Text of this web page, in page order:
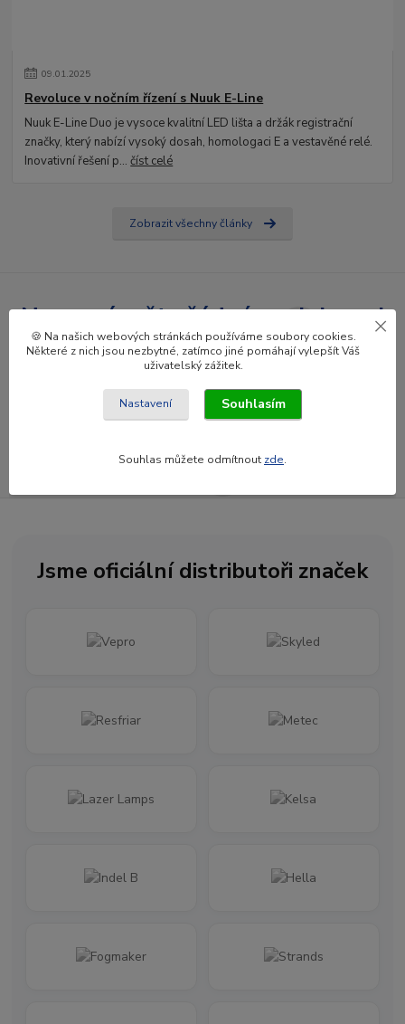
09.01.2025
Revoluce v nočním řízení s Nuuk E-Line
Nuuk E-Line Duo je vysoce kvalitní LED lišta a držák registrační
značky, který nabízí vysoký dosah, homologaci E a vestavěné relé.
Inovativní řešení p...číst celé
Zobrazit všechny články
Nepropásněte žádné novinky ani
slevy!
Přihlásit se
Newsletter posíláme maximálně jednou za měsíc
Jsme oficiální distributoři značek
🍪 Na našich webových stránkách používáme soubory cookies.
Některé z nich jsou nezbytné, zatímco jiné pomáhají vylepšít Váš
uživatelský zážitek.
Nastavení Souhlasím
Souhlas můžete odmítnout zde.